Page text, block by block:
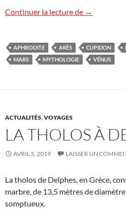
Continuer la lecture de Éros endormi
→
APHRODITE ARÈS CUPIDON
MARS
MYTHOLOGIE VÉNUS
ACTUALITÉS,VOYAGES
LA THOLOS À
AVRIL 5, 2019 LAISSER UN
La tholos de Delphes, en Grèce,
marbre, de 13,5 mètres de
somptueux.